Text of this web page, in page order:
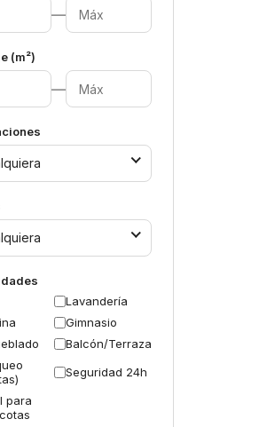
—
(m²)
—
Lavandería
Gimnasio
Balcón/Terraza
Seguridad 24h
para